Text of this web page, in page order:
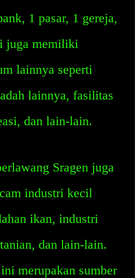
1 pasar, 1 gereja,
juga memiliki
lainnya seperti
lainnya, fasilitas
dan lain-lain.
Sragen juga
industri kecil
ikan, industri
dan lain-lain.
merupakan sumber